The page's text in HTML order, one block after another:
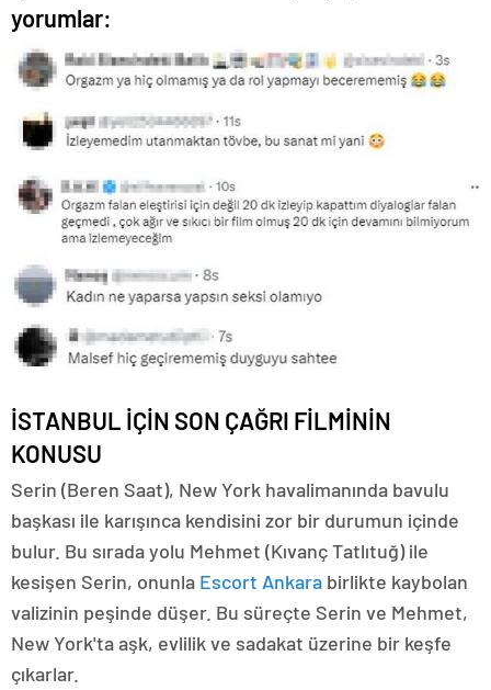
yorumlar:
İSTANBUL İÇİN SON ÇAĞRI FİLMİNİN
KONUSU
Serin (Beren Saat), New York havalimanında bavulu
başkası ile karışınca kendisini zor bir durumun içinde
bulur. Bu sırada yolu Mehmet (Kıvanç Tatlıtuğ) ile
kesişen Serin, onunla Escort Ankara birlikte kaybolan
valizinin peşinde düşer. Bu süreçte Serin ve Mehmet,
New York'ta aşk, evlilik ve sadakat üzerine bir keşfe
çıkarlar.